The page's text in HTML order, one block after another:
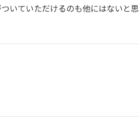
いていただけるのも他にはないと思